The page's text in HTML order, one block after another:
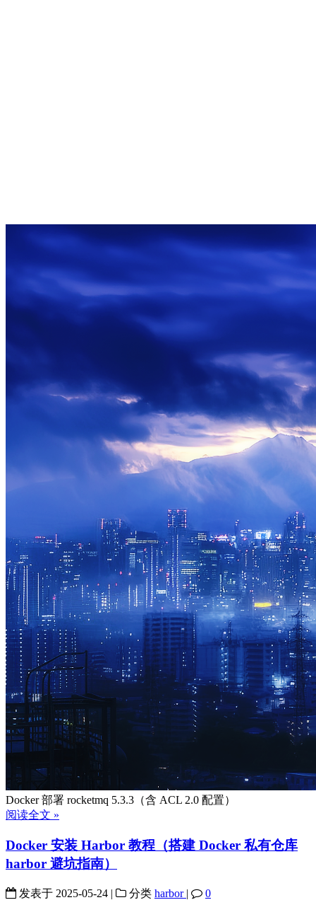
Docker 部署 rocketmq 5.3.3（含 ACL 2.0 配置）
阅读全文 »
Docker 安装 Harbor 教程（搭建 Docker 私有仓库
harbor 避坑指南）
发表于 2025-05-24 | 分类 harbor | 0